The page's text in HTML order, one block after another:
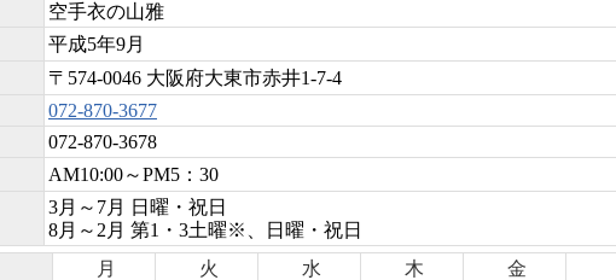
空手衣の山雅
平成5年9月
〒574-0046 大阪府大東市赤井1-7-4
072-870-3677
072-870-3678
AM10:00～PM5：30
3月～7月 日曜・祝日
8月～2月 第1・3土曜※、日曜・祝日
月 火 水 木 金